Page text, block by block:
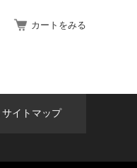
カートをみる
サイトマップ